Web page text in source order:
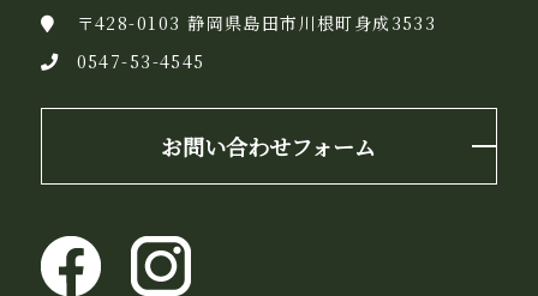
〒428-0103 静岡県島田市川根町身成3533
0547-53-4545
お問い合わせフォーム